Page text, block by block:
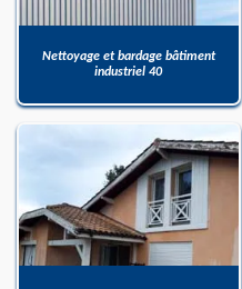
Nettoyage et bardage bâtiment
industriel 40